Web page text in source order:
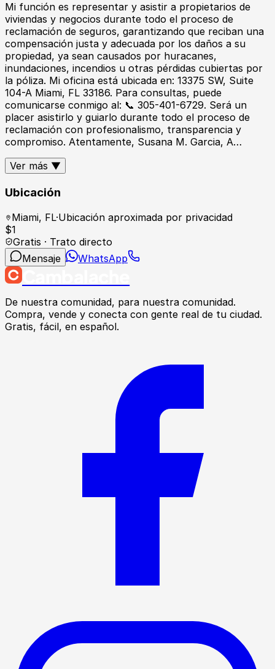
Mi función es representar y asistir a propietarios de
viviendas y negocios durante todo el proceso de
reclamación de seguros, garantizando que reciban una
compensación justa y adecuada por los daños a su
propiedad, ya sean causados ​​por huracanes,
inundaciones, incendios u otras pérdidas cubiertas por
la póliza. Mi oficina está ubicada en: 13375 SW, Suite
104-A Miami, FL 33186. Para consultas, puede
comunicarse conmigo al: 📞 305-401-6729. Será un
placer asistirlo y guiarlo durante todo el proceso de
reclamación con profesionalismo, transparencia y
compromiso. Atentamente, Susana M. Garcia, A…
Ver más ▼
Ubicación
Miami, FL·Ubicación aproximada por privacidad
$1
Gratis · Trato directo
Mensaje
WhatsApp
De nuestra comunidad, para nuestra comunidad.
Compra, vende y conecta con gente real de tu ciudad.
Gratis, fácil, en español.